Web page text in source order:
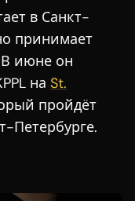
в Санкт-
принимает
В июне он
на St.
пройдёт
Петербурге.